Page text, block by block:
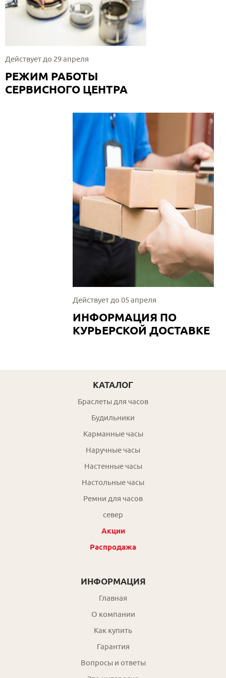
Действует до 29 апреля
РЕЖИМ РАБОТЫ
СЕРВИСНОГО ЦЕНТРА
Действует до 05 апреля
ИНФОРМАЦИЯ ПО
КУРЬЕРСКОЙ ДОСТАВКЕ
КАТАЛОГ
Браслеты для часов
Будильники
Карманные часы
Наручные часы
Настенные часы
Настольные часы
Ремни для часов
север
Акции
Распродажа
ИНФОРМАЦИЯ
Главная
О компании
Как купить
Гарантия
Вопросы и ответы